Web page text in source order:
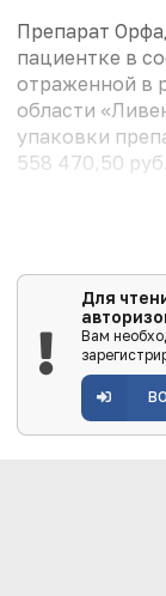
Препарат
пациентке в
отраженной в
области
упаковки
558 470,50
Для
Вам